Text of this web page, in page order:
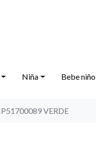
Niña Bebe niño
VERDE